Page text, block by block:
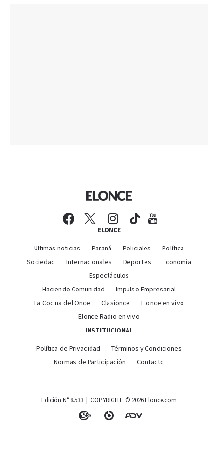
ELONCE
Últimas noticias Paraná Policiales
Política
Sociedad
Internacionales Deportes
Economía
Espectáculos
Haciendo Comunidad
Impulso Empresarial
La Cocina del Once
Clasionce
Elonce en vivo
Elonce Radio en vivo
INSTITUCIONAL
Política de Privacidad
Términos y Condiciones
Normas de Participación
Contacto
Edición N° 8.533 | COPYRIGHT: © 2026 Elonce.com